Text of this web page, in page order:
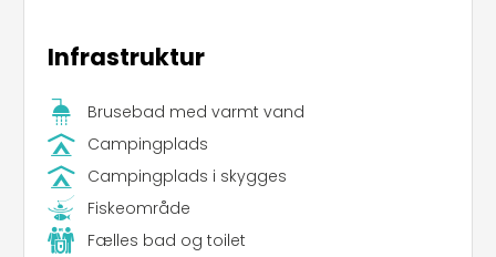
Infrastruktur
Brusebad med varmt vand
Campingplads
Campingplads i skygges
Fiskeområde
Fælles bad og toilet